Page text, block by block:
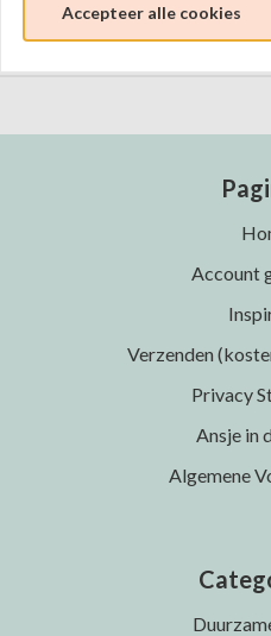
Account
Verzenden
Privacy
Ansje in
Algemene
Accepteer alle cookies